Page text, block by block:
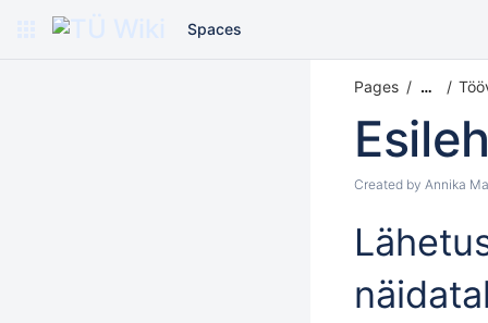
Spaces
Pages …
Created by Annika